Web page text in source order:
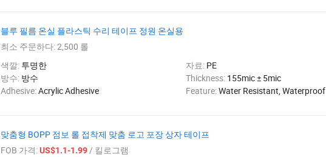
블루 필름 온실 플라스틱 수리 테이프 정원 온실용
최소 주문하다:2,500 롤
색깔: 투명한 자료: PE
방수: 방수 Thickness: 155mic ± 5mic
Adhesive:Acrylic Adhesive Feature:Water Resistant, Waterproof
맞춤형 BOPP 점보 롤 접착제 맞춤 로고 포장 상자 테이프
FOB 가격:US$1.1-1.99/ 킬로그램